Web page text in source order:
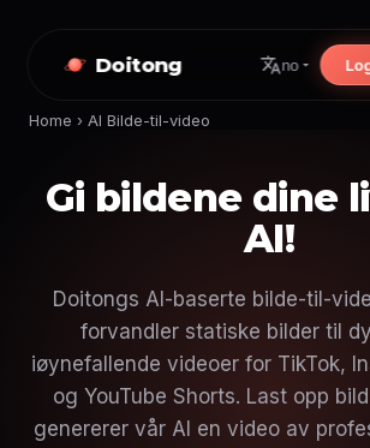
Doitong no
Home › AI Bilde-til-video
Gi bildene dine
AI!
Doitongs AI-baserte bilde-til-
forvandler statiske bilder til
iøynefallende videoer for TikTok,
og YouTube Shorts. Last opp
genererer vår AI en video av